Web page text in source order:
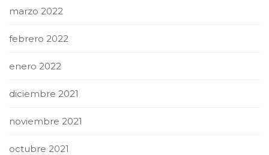
marzo 2022
febrero 2022
enero 2022
diciembre 2021
noviembre 2021
octubre 2021